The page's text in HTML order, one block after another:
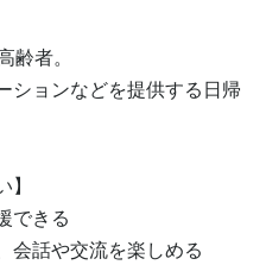
者。
ションなどを提供する日帰
できる
会話や交流を楽しめる